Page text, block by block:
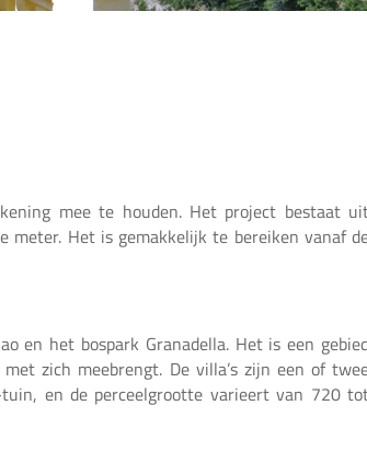
mee te houden. Het project bestaat
meter. Het is gemakkelijk te bereiken vanaf
en het bospark Granadella. Het is een
zich meebrengt. De villa’s zijn een of
en de perceelgrootte varieert van 720